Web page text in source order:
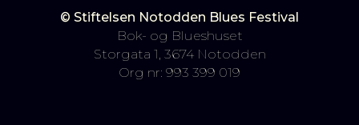
© Stiftelsen Notodden Blues Festival
Bok- og Blueshuset
Storgata 1, 3674 Notodden
Org nr: 993 399 019